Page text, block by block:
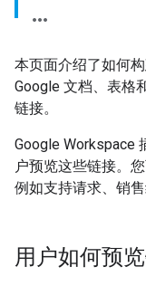
本页面介绍了如何
Google 文档、表格
链接。
Google Workspace
户预览这些链接。
例如支持请求、销
用户如何预